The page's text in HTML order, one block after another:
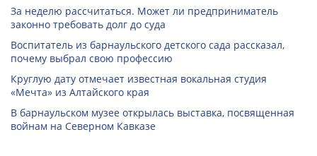
За неделю рассчитаться. Может ли предприниматель
законно требовать долг до суда
Воспитатель из барнаульского детского сада рассказал,
почему выбрал свою профессию
Круглую дату отмечает известная вокальная студия
«Мечта» из Алтайского края
В барнаульском музее открылась выставка, посвященная
войнам на Северном Кавказе